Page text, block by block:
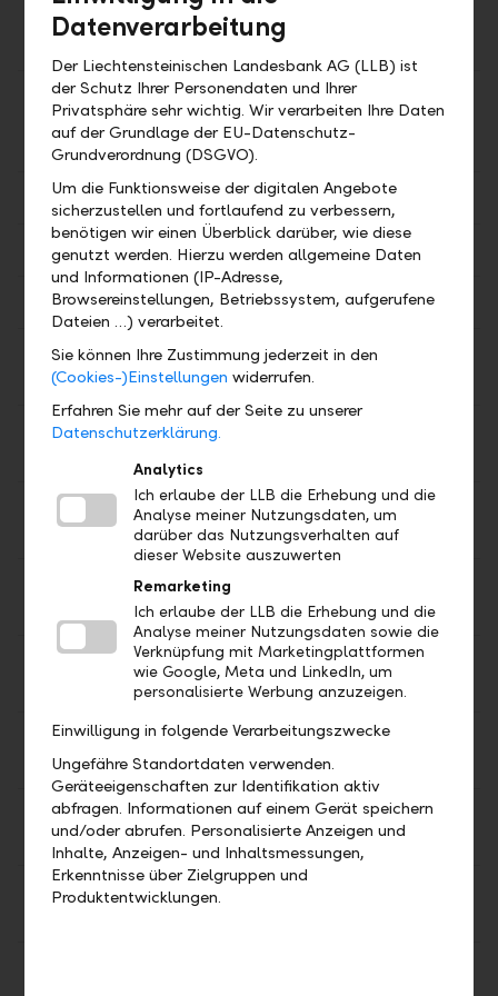
Canada 1
Australian
Nugget 1
Unze
CHF 3'440.98
Gold 1 g CHF 112.77
Gold 2 g CHF 225.54 225.61
Gold 5 g CHF 563.86 564.02
Gold 10
CHF 1'127.72
Gold 20
CHF
CHF 5'638.62
CHF
CHF 28'193.12 28'200.97
Gold 500
CHF 56'386.23 56'401.94
Gold
1000 g
CHF 112'772.47 112'803.89
Silber
CHF
Datenverarbeitung
Der Liechtensteinischen Landesbank AG (LLB) ist
der Schutz Ihrer Personendaten und Ihrer
Privatsphäre sehr wichtig. Wir verarbeiten Ihre Daten
auf der Grundlage der EU-Datenschutz-
Grundverordnung (DSGVO).
Um die Funktionsweise der digitalen Angebote
sicherzustellen und fortlaufend zu verbessern,
benötigen wir einen Überblick darüber, wie diese
genutzt werden. Hierzu werden allgemeine Daten
und Informationen (IP-Adresse,
Browsereinstellungen, Betriebssystem, aufgerufene
Dateien …) verarbeitet.
Sie können Ihre Zustimmung jederzeit in den
(Cookies-)Einstellungen widerrufen.
Erfahren Sie mehr auf der Seite zu unserer
Datenschutzerklärung.
Analytics
Ich erlaube der LLB die Erhebung und die
Analyse meiner Nutzungsdaten, um
darüber das Nutzungsverhalten auf
dieser Website auszuwerten
Remarketing
Ich erlaube der LLB die Erhebung und die
Analyse meiner Nutzungsdaten sowie die
Verknüpfung mit Marketingplattformen
wie Google, Meta und LinkedIn, um
personalisierte Werbung anzuzeigen.
Einwilligung in folgende Verarbeitungszwecke
Ungefähre Standortdaten verwenden.
Geräteeigenschaften zur Identifikation aktiv
abfragen. Informationen auf einem Gerät speichern
und/oder abrufen. Personalisierte Anzeigen und
Inhalte, Anzeigen- und Inhaltsmessungen,
Erkenntnisse über Zielgruppen und
Produktentwicklungen.